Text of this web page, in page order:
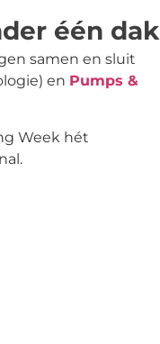
één dak
samen en sluit
en Pumps &
Week hét